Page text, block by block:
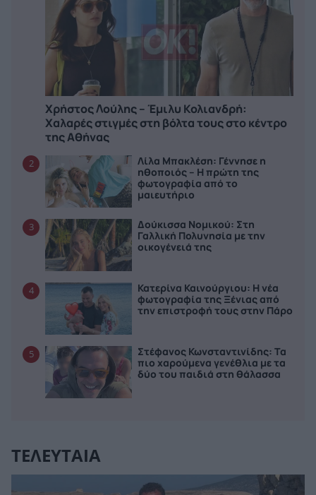
Χρήστος Λούλης – Έμιλυ Κολιανδρή:
Χαλαρές στιγμές στη βόλτα τους στο κέντρο
της Αθήνας
2
Λίλα Μπακλέση: Γέννησε η
ηθοποιός – Η πρώτη της
φωτογραφία από το
μαιευτήριο
3
Δούκισσα Νομικού: Στη
Γαλλική Πολυνησία με την
οικογένειά της
4
Κατερίνα Καινούργιου: Η νέα
φωτογραφία της Ξένιας από
την επιστροφή τους στην Πάρο
5
Στέφανος Κωνσταντινίδης: Τα
πιο χαρούμενα γενέθλια με τα
δύο του παιδιά στη θάλασσα
ΤΕΛΕΥΤΑΙΑ